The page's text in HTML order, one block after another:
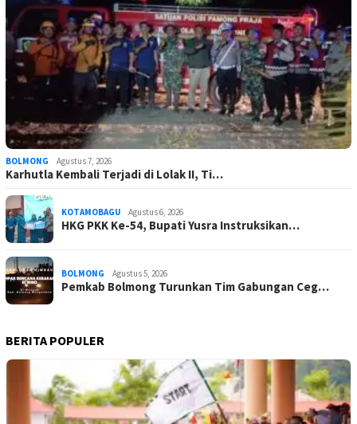
BOLMONG Agustus 7, 2026
Karhutla Kembali Terjadi di Lolak II, Ti…
KOTAMOBAGU Agustus 6, 2026
HKG PKK Ke-54, Bupati Yusra Instruksikan…
BOLMONG Agustus 5, 2026
Pemkab Bolmong Turunkan Tim Gabungan Ceg…
BERITA POPULER